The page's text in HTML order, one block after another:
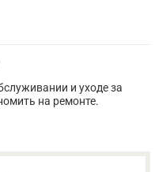
и уходе за
на ремонте.